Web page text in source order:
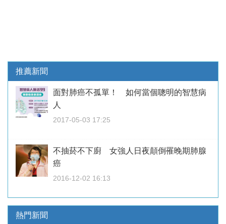
推薦新聞
面對肺癌不孤單！ 如何當個聰明的智慧病
人
2017-05-03 17:25
不抽菸不下廚 女強人日夜顛倒罹晚期肺腺
癌
2016-12-02 16:13
熱門新聞